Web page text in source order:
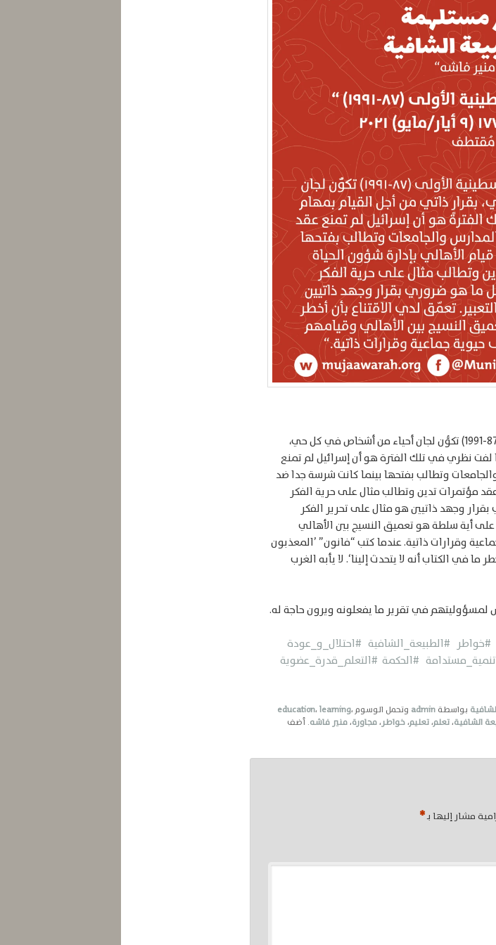
أهم ما ميز الانتفاضة الفلسطينية الأولى (87-1991) تكوُّن لجان أحياء من أشخاص في كل حي،
لفت نظري في تلك الفترة هو أن إسرائيل لم تمنع
وتطالب بفتحها بينما كانت شرسة جدا ضد
مؤتمرات تدين وتطالب مثال على حرية الفكر
وجهد ذاتيين هو مثال على تحرير الفكر
على أية سلطة هو تعميق النسيج بين الأهالي
وقرارات ذاتية. عندما كتب “فانون” ’المعذبون
في الكتاب أنه لا يتحدث إلينا‘. لا يأبه الغرب
لمسؤوليتهم في تقرير ما يفعلونه ويرون حاجة له.
#خواطر #الطبيعة_الشافية #احتلال_و_عودة
#الحكمة#التعلم_قدرة_عضوية
بواسطة admin وتحمل الوسوم education،learning،
الشافية،تعلم،تعليم،خواطر،مجاورة،منير فاشه. أضف
مشار إليها بـ*